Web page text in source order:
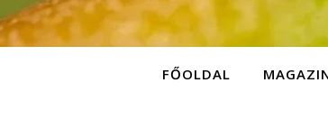
FŐOLDAL